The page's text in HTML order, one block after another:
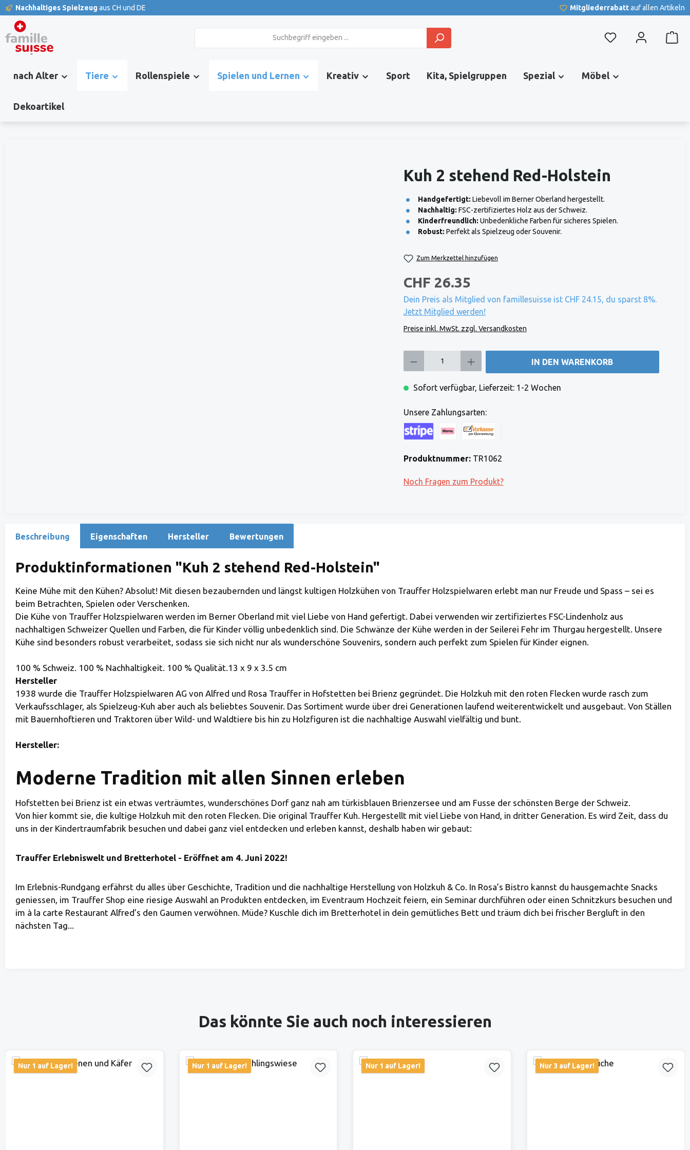
Zur Hauptnavigation springen
Nachhaltiges Spielzeug aus CH und DE Mitgliederrabattauf allen Artikeln
Du hast 0 Produkte
nach Alter Tiere Rollenspiele Spielen und Lernen Kreativ Sport Kita, Spielgruppen Spezial Möbel
Dekoartikel
Kuh 2 stehend Red-Holstein
Handgefertigt: Liebevoll im Berner Oberland hergestellt.
Nachhaltig: FSC-zertifiziertes Holz aus der Schweiz.
Kinderfreundlich: Unbedenkliche Farben für sicheres Spielen.
Robust: Perfekt als Spielzeug oder Souvenir.
Zum Merkzettel hinzufügen
CHF 26.35
Dein Preis als Mitglied von famillesuisse ist CHF 24.15, du sparst 8%.
Jetzt Mitglied werden!
Preise inkl. MwSt. zzgl. Versandkosten
IN DEN WARENKORB
Sofort verfügbar, Lieferzeit: 1-2 Wochen
Unsere Zahlungsarten:
Produktnummer: TR1062
Noch Fragen zum Produkt?
Beschreibung Eigenschaften Hersteller Bewertungen
Produktinformationen "Kuh 2 stehend Red-Holstein"
Keine Mühe mit den Kühen? Absolut! Mit diesen bezaubernden und längst kultigen Holzkühen von Trauffer Holzspielwaren erlebt man nur Freude und Spass – sei es
beim Betrachten, Spielen oder Verschenken.
Die Kühe von Trauffer Holzspielwaren werden im Berner Oberland mit viel Liebe von Hand gefertigt. Dabei verwenden wir zertifiziertes FSC-Lindenholz aus
nachhaltigen Schweizer Quellen und Farben, die für Kinder völlig unbedenklich sind. Die Schwänze der Kühe werden in der Seilerei Fehr im Thurgau hergestellt. Unsere
Kühe sind besonders robust verarbeitet, sodass sie sich nicht nur als wunderschöne Souvenirs, sondern auch perfekt zum Spielen für Kinder eignen.
100 % Schweiz. 100 % Nachhaltigkeit. 100 % Qualität.13 x 9 x 3.5 cm
Hersteller
1938 wurde die Trauffer Holzspielwaren AG von Alfred und Rosa Trauffer in Hofstetten bei Brienz gegründet. Die Holzkuh mit den roten Flecken wurde rasch zum
Verkaufsschlager, als Spielzeug-Kuh aber auch als beliebtes Souvenir. Das Sortiment wurde über drei Generationen laufend weiterentwickelt und ausgebaut. Von Ställen
mit Bauernhoftieren und Traktoren über Wild- und Waldtiere bis hin zu Holzfiguren ist die nachhaltige Auswahl vielfältig und bunt.
Hersteller:
Moderne Tradition mit allen Sinnen erleben
Hofstetten bei Brienz ist ein etwas verträumtes, wunderschönes Dorf ganz nah am türkisblauen Brienzersee und am Fusse der schönsten Berge der Schweiz.
Von hier kommt sie, die kultige Holzkuh mit den roten Flecken. Die original Trauffer Kuh. Hergestellt mit viel Liebe von Hand, in dritter Generation. Es wird Zeit, dass du
uns in der Kindertraumfabrik besuchen und dabei ganz viel entdecken und erleben kannst, deshalb haben wir gebaut:
Trauffer Erlebniswelt und Bretterhotel - Eröffnet am 4. Juni 2022!
Im Erlebnis-Rundgang erfährst du alles über Geschichte, Tradition und die nachhaltige Herstellung von Holzkuh & Co. In Rosa’s Bistro kannst du hausgemachte Snacks
geniessen, im Trauffer Shop eine riesige Auswahl an Produkten entdecken, im Eventraum Hochzeit feiern, ein Seminar durchführen oder einen Schnitzkurs besuchen und
im à la carte Restaurant Alfred’s den Gaumen verwöhnen. Müde? Kuschle dich im Bretterhotel in dein gemütliches Bett und träum dich bei frischer Bergluft in den
nächsten Tag...
Das könnte Sie auch noch interessieren
Nur 1 auf Lager! Nur 1 auf Lager! Nur 1 auf Lager! Nur 3 auf Lager!